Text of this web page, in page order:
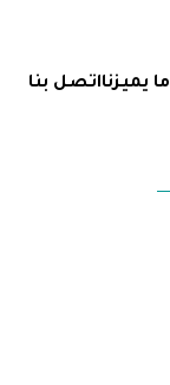
ما يميزنااتصل بنا